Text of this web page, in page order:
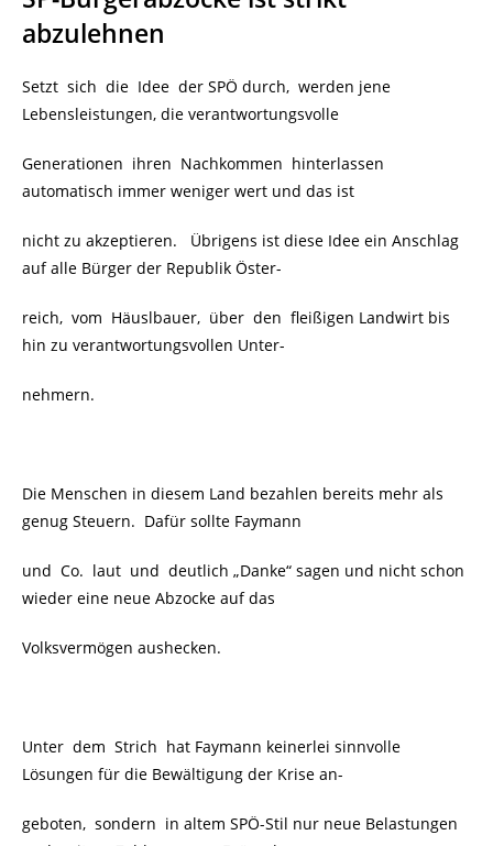
abzulehnen
Setzt sich die Idee der SPÖ durch, werden jene
Lebensleistungen, die verantwortungsvolle
Generationen ihren Nachkommen hinterlassen
automatisch immer weniger wert und das ist
nicht zu akzeptieren. Übrigens ist diese Idee ein Anschlag
auf alle Bürger der Republik Öster-
reich, vom Häuslbauer, über den fleißigen Landwirt bis
hin zu verantwortungsvollen Unter-
nehmern.
Die Menschen in diesem Land bezahlen bereits mehr als
genug Steuern. Dafür sollte Faymann
und Co. laut und deutlich „Danke“ sagen und nicht schon
wieder eine neue Abzocke auf das
Volksvermögen aushecken.
Unter dem Strich hat Faymann keinerlei sinnvolle
Lösungen für die Bewältigung der Krise an-
geboten, sondern in altem SPÖ-Stil nur neue Belastungen